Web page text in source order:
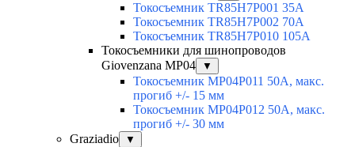
Токосъемник TR85H7P001 35A
Токосъемник TR85H7P002 70A
Токосъемник TR85H7P010 105A
Токосъемники для шинопроводов
Giovenzana MP04
▼
Токосъемник MP04P011 50A, макс.
прогиб +/- 15 мм
Токосъемник MP04P012 50A, макс.
прогиб +/- 30 мм
Graziadio
▼